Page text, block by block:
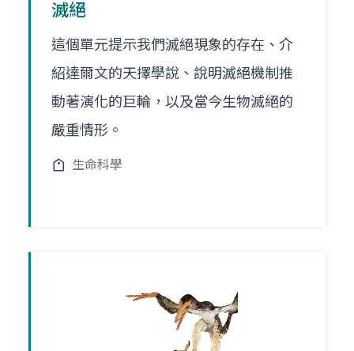
滅絕
這個單元提示我們滅絕現象的存在、介
紹達爾文的天擇學說、說明滅絕機制推
動著演化的巨輪，以及當今生物滅絕的
嚴重情形。
生命科學